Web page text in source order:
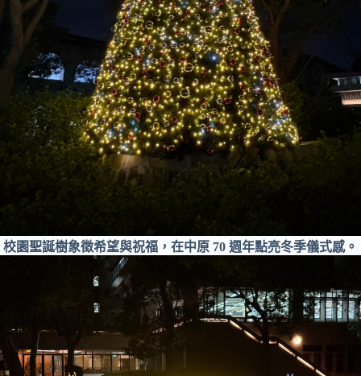
校園聖誕樹象徵希望與祝福，在中原 70 週年點亮冬季儀式感。